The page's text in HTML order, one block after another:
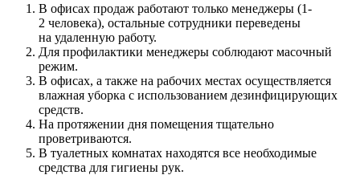
В офисах продаж работают только менеджеры (1-
2 человека), остальные сотрудники переведены
на удаленную работу.
Для профилактики менеджеры соблюдают масочный
режим.
В офисах, а также на рабочих местах осуществляется
влажная уборка с использованием дезинфицирующих
средств.
На протяжении дня помещения тщательно
проветриваются.
В туалетных комнатах находятся все необходимые
средства для гигиены рук.